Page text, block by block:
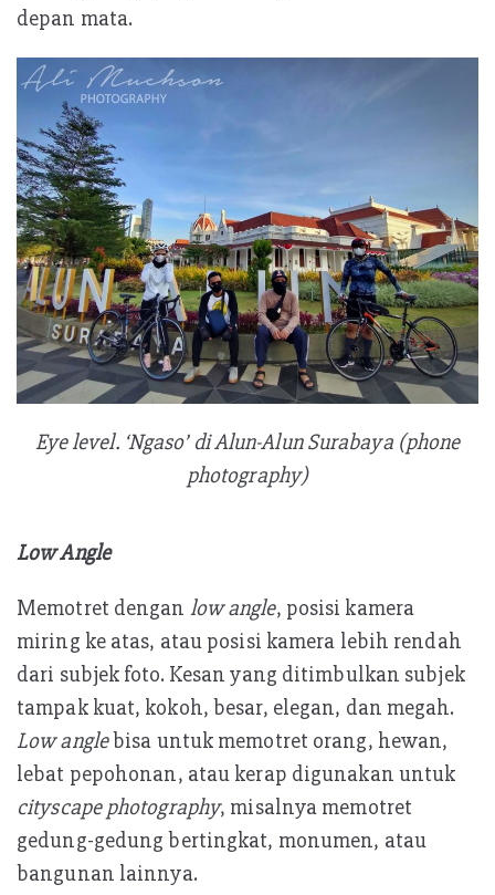
depan mata.
Eye level. ‘Ngaso’ di Alun-Alun Surabaya (phone
photography)
Low Angle
Memotret dengan low angle, posisi kamera
miring ke atas, atau posisi kamera lebih rendah
dari subjek foto. Kesan yang ditimbulkan subjek
tampak kuat, kokoh, besar, elegan, dan megah.
Low anglebisa untuk memotret orang, hewan,
lebat pepohonan, atau kerap digunakan untuk
cityscape photography, misalnya memotret
gedung-gedung bertingkat, monumen, atau
bangunan lainnya.